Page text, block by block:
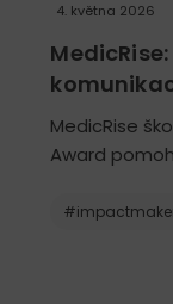
4. května 2026
MedicRise
Award